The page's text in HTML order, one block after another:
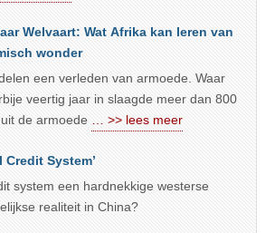
Welvaart: Wat Afrika kan leren van
wonder
een verleden van armoede. Waar
veertig jaar in slaagde meer dan 800
de armoede … >> lees meer
Credit System’
system een hardnekkige westerse
realiteit in China?